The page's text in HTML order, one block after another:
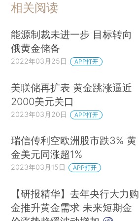
相关阅读
能源制裁未进一步 目标转向
俄黄金储备
2022年03月25日 APP打开
美联储再扩表 黄金跳涨逼近
2000美元关口
2023年03月20日 APP打开
瑞信传利空欧洲股市跌3% 黄
金美元同涨超1%
2023年03月15日 APP打开
【研报精华】去年央行大力购
金推升黄金需求 未来短期金